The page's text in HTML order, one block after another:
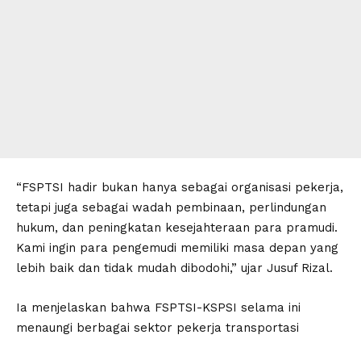
“FSPTSI hadir bukan hanya sebagai organisasi pekerja,
tetapi juga sebagai wadah pembinaan, perlindungan
hukum, dan peningkatan kesejahteraan para pramudi.
Kami ingin para pengemudi memiliki masa depan yang
lebih baik dan tidak mudah dibodohi,” ujar Jusuf Rizal.
Ia menjelaskan bahwa FSPTSI-KSPSI selama ini
menaungi berbagai sektor pekerja transportasi